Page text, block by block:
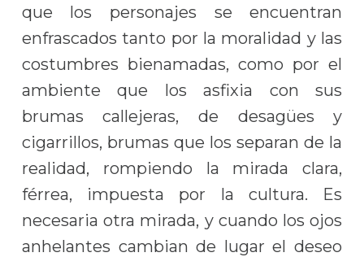
que los personajes se encuentran
enfrascados tanto por la moralidad y las
costumbres bienamadas, como por el
ambiente que los asfixia con sus
brumas callejeras, de desagües y
cigarrillos, brumas que los separan de la
realidad, rompiendo la mirada clara,
férrea, impuesta por la cultura. Es
necesaria otra mirada, y cuando los ojos
anhelantes cambian de lugar el deseo